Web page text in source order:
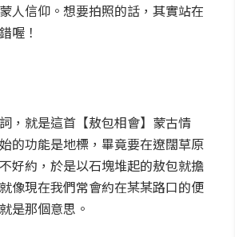
人信仰。想要拍照的話，其實站在
喔！
，就是這首【敖包相會】蒙古情
的功能是地標，畢竟要在遼闊草原
好約，於是以石塊堆起的敖包就擔
像現在我們常會約在某某路口的便
是那個意思。